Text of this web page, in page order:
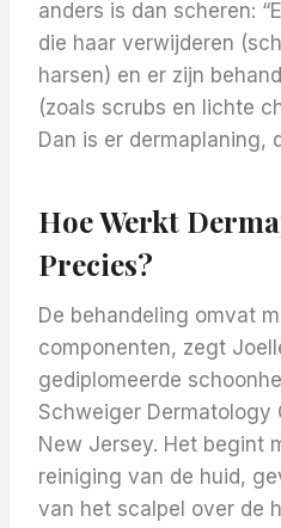
anders is dan scheren:
die haar verwijderen
harsen) en er zijn
(zoals scrubs en lichte
Dan is er dermaplaning,
Hoe Werkt
Precies?
De behandeling omvat
componenten, zegt
gediplomeerde
Schweiger Dermatology
New Jersey. Het begint
reiniging van de huid,
van het scalpel over de